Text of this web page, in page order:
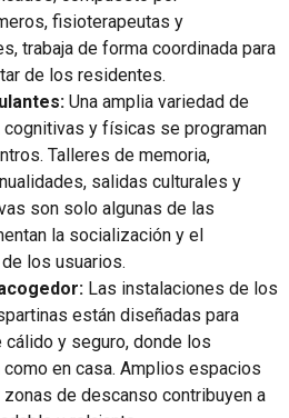
fisioterapeutas y
trabaja de forma coordinada para
de los residentes.
Una amplia variedad de
y físicas se programan
Talleres de memoria,
salidas culturales y
son solo algunas de las
la socialización y el
los usuarios.
Las instalaciones de los
están diseñadas para
y seguro, donde los
en casa. Amplios espacios
de descanso contribuyen a